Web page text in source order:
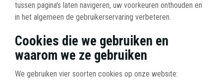
tussen pagina's laten navigeren, uw voorkeuren onthouden en
in het algemeen de gebruikerservaring verbeteren.
Cookies die we gebruiken en
waarom we ze gebruiken
We gebruiken vier soorten cookies op onze website: